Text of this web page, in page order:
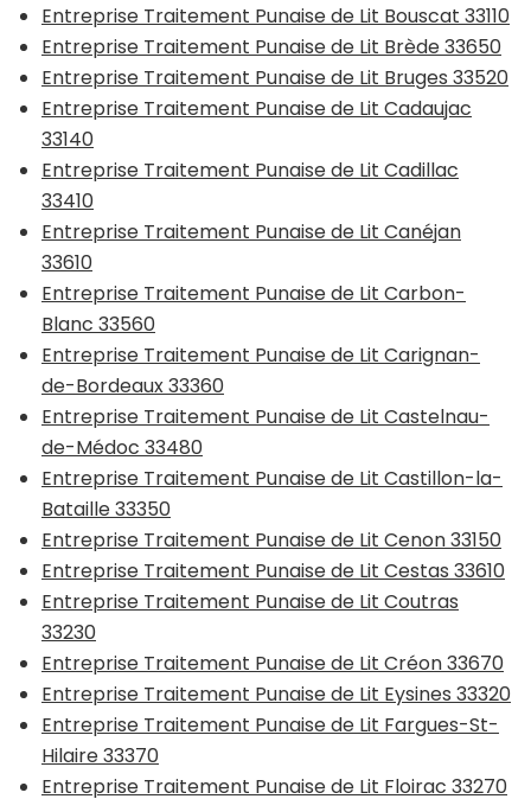
Entreprise Traitement Punaise de Lit Bouscat 33110
Entreprise Traitement Punaise de Lit Brède 33650
Entreprise Traitement Punaise de Lit Bruges 33520
Entreprise Traitement Punaise de Lit Cadaujac
33140
Entreprise Traitement Punaise de Lit Cadillac
33410
Entreprise Traitement Punaise de Lit Canéjan
33610
Entreprise Traitement Punaise de Lit Carbon-
Blanc 33560
Entreprise Traitement Punaise de Lit Carignan-
de-Bordeaux 33360
Entreprise Traitement Punaise de Lit Castelnau-
de-Médoc 33480
Entreprise Traitement Punaise de Lit Castillon-la-
Bataille 33350
Entreprise Traitement Punaise de Lit Cenon 33150
Entreprise Traitement Punaise de Lit Cestas 33610
Entreprise Traitement Punaise de Lit Coutras
33230
Entreprise Traitement Punaise de Lit Créon 33670
Entreprise Traitement Punaise de Lit Eysines 33320
Entreprise Traitement Punaise de Lit Fargues-St-
Hilaire 33370
Entreprise Traitement Punaise de Lit Floirac 33270